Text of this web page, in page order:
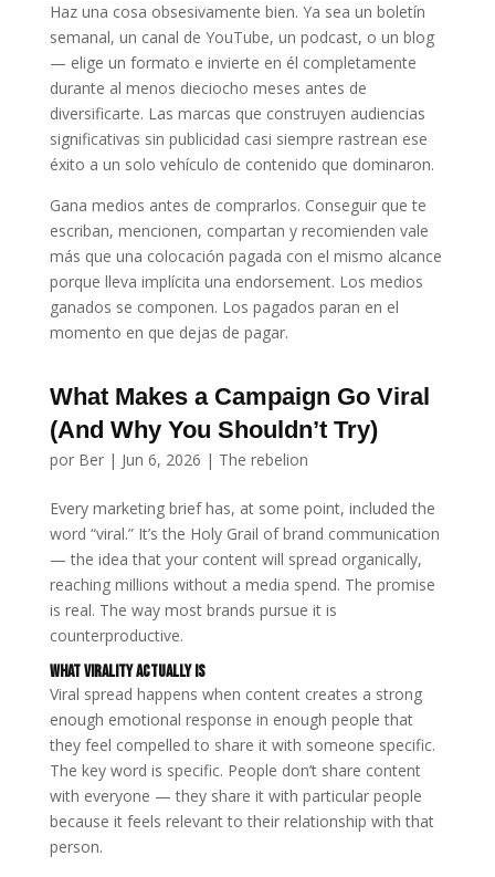
Haz una cosa obsesivamente bien. Ya sea un boletín
semanal, un canal de YouTube, un podcast, o un blog
— elige un formato e invierte en él completamente
durante al menos dieciocho meses antes de
diversificarte. Las marcas que construyen audiencias
significativas sin publicidad casi siempre rastrean ese
éxito a un solo vehículo de contenido que dominaron.
Gana medios antes de comprarlos. Conseguir que te
escriban, mencionen, compartan y recomienden vale
más que una colocación pagada con el mismo alcance
porque lleva implícita una endorsement. Los medios
ganados se componen. Los pagados paran en el
momento en que dejas de pagar.
What Makes a Campaign Go Viral
(And Why You Shouldn’t Try)
por Ber| Jun 6, 2026 | The rebelion
Every marketing brief has, at some point, included the
word “viral.” It’s the Holy Grail of brand communication
— the idea that your content will spread organically,
reaching millions without a media spend. The promise
is real. The way most brands pursue it is
counterproductive.
What Virality Actually Is
Viral spread happens when content creates a strong
enough emotional response in enough people that
they feel compelled to share it with someone specific.
The key word is specific. People don’t share content
with everyone — they share it with particular people
because it feels relevant to their relationship with that
person.